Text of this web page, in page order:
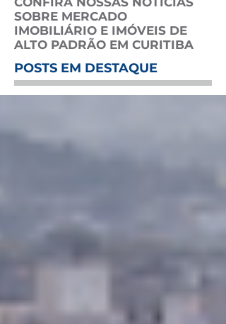
SOBRE MERCADO
IMOBILIÁRIO E IMÓVEIS DE
ALTO PADRÃO EM CURITIBA
POSTS EM DESTAQUE